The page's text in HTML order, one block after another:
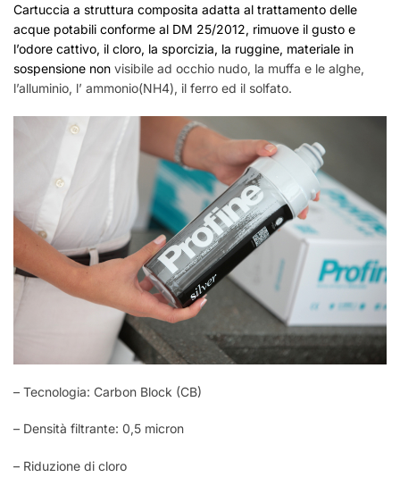
Cartuccia a struttura composita adatta al trattamento delle
acque potabili conforme al DM 25/2012, rimuove il gusto e
l’odore cattivo, il cloro, la sporcizia, la ruggine, materiale in
sospensione non visibile ad occhio nudo, la muffa e le alghe,
l’alluminio, l’ ammonio(NH4), il ferro ed il solfato.
– Tecnologia: Carbon Block (CB)
– Densità filtrante: 0,5 micron
– Riduzione di cloro